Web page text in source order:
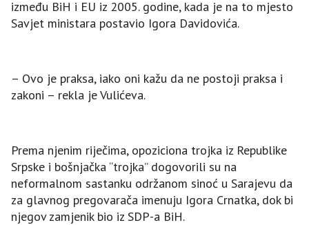
između BiH i EU iz 2005. godine, kada je na to mjesto
Savjet ministara postavio Igora Davidovića.
– Ovo je praksa, iako oni kažu da ne postoji praksa i
zakoni – rekla je Vulićeva.
Prema njenim riječima, opoziciona trojka iz Republike
Srpske i bošnjačka “trojka” dogovorili su na
neformalnom sastanku održanom sinoć u Sarajevu da
za glavnog pregovarača imenuju Igora Crnatka, dok bi
njegov zamjenik bio iz SDP-a BiH.